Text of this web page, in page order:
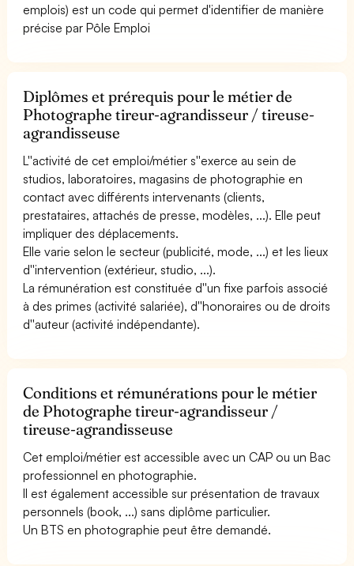
emplois) est un code qui permet d'identifier de manière
précise par Pôle Emploi
Diplômes et prérequis pour le métier de
Photographe tireur-agrandisseur / tireuse-
agrandisseuse
L''activité de cet emploi/métier s''exerce au sein de
studios, laboratoires, magasins de photographie en
contact avec différents intervenants (clients,
prestataires, attachés de presse, modèles, ...). Elle peut
impliquer des déplacements.
Elle varie selon le secteur (publicité, mode, ...) et les lieux
d''intervention (extérieur, studio, ...).
La rémunération est constituée d''un fixe parfois associé
à des primes (activité salariée), d''honoraires ou de droits
d''auteur (activité indépendante).
Conditions et rémunérations pour le métier
de Photographe tireur-agrandisseur /
tireuse-agrandisseuse
Cet emploi/métier est accessible avec un CAP ou un Bac
professionnel en photographie.
Il est également accessible sur présentation de travaux
personnels (book, ...) sans diplôme particulier.
Un BTS en photographie peut être demandé.